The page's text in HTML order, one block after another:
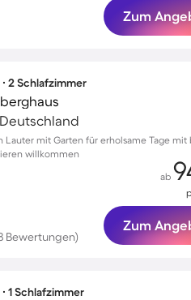
Zum
∙ 2 Schlafzimmer
Lauter mit Garten für erholsame Tage mit
willkommen
Bewertungen)
ab
Zum
1 Schlafzimmer